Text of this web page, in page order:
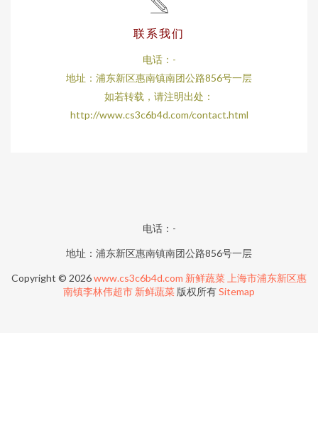
联系我们
电话：-
地址：浦东新区惠南镇南团公路856号一层
如若转载，请注明出处：
http://www.cs3c6b4d.com/contact.html
电话：-
地址：浦东新区惠南镇南团公路856号一层
Copyright © 2026www.cs3c6b4d.com 新鲜蔬菜 上海市浦东新区惠
南镇李林伟超市 新鲜蔬菜 版权所有Sitemap